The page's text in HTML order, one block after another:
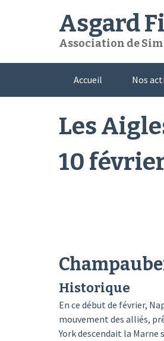
Asgard
Association de
Accueil Nos
Les
10
Historique
En ce début de février,
mouvement des alliés,
York descendait la Marne